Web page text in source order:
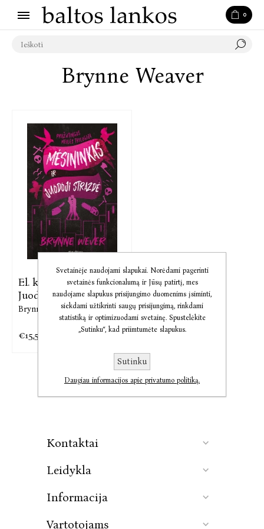
0
Brynne Weaver
El. knyga Mėsininkas ir
Juodoji
Brynne Weaver
€15,59
Kontaktai
Leidykla
Informacija
Vartotojams
Svetainėje naudojami slapukai. Norėdami pagerinti
svetainės funkcionalumą ir Jūsų patirtį, mes
naudojame slapukus prisijungimo duomenims įsiminti,
siekdami užtikrinti saugų prisijungimą, rinkdami
statistiką ir optimizuodami svetainę. Spustelėkite
„Sutinku“, kad priimtumėte slapukus.
Sutinku
Daugiau informacijos apie privatumo politiką.